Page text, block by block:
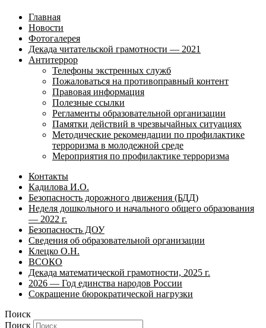
Главная
Новости
Фотогалерея
Декада читательской грамотности — 2021
Антитеррор
Телефоны экстренных служб
Пожаловаться на противоправный контент
Правовая информация
Полезные ссылки
Регламенты образовательной организации
Памятки действий в чрезвычайных ситуациях
Методические рекомендации по профилактике
терроризма в молодежной среде
Мероприятия по профилактике терроризма
Контакты
Кадилова И.О.
Безопасность дорожного движения (БДД)
Неделя дошкольного и начального общего образования
— 2022 г.
Безопасность ДОУ
Сведения об образовательной организации
Клецко О.Н.
ВСОКО
Декада математической грамотности, 2025 г.
2026 — Год единства народов России
Сокращение бюрократической нагрузки
Поиск
Поиск